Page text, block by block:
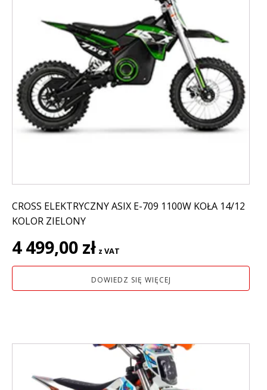
CROSS ELEKTRYCZNY ASIX E-709 1100W KOŁA 14/12
KOLOR ZIELONY
4 499,00 zł z VAT
DOWIEDZ SIĘ WIĘCEJ